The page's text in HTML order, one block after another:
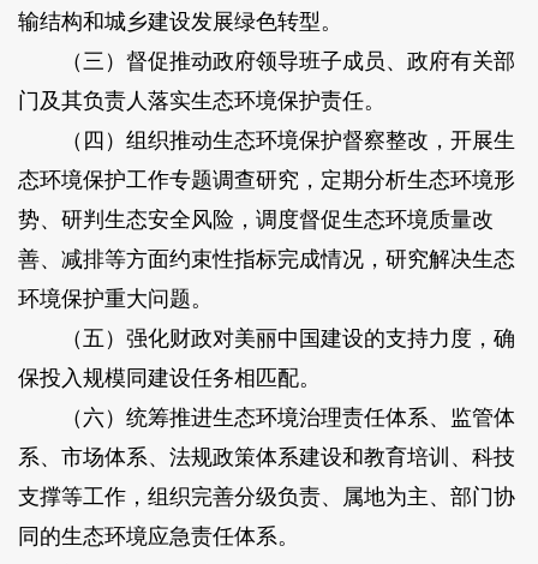
输结构和城乡建设发展绿色转型。
（三）督促推动政府领导班子成员、政府有关部
门及其负责人落实生态环境保护责任。
（四）组织推动生态环境保护督察整改，开展生
态环境保护工作专题调查研究，定期分析生态环境形
势、研判生态安全风险，调度督促生态环境质量改
善、减排等方面约束性指标完成情况，研究解决生态
环境保护重大问题。
（五）强化财政对美丽中国建设的支持力度，确
保投入规模同建设任务相匹配。
（六）统筹推进生态环境治理责任体系、监管体
系、市场体系、法规政策体系建设和教育培训、科技
支撑等工作，组织完善分级负责、属地为主、部门协
同的生态环境应急责任体系。